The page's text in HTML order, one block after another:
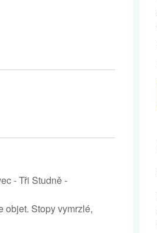
- Tři Studně -
objet. Stopy vymrzlé,